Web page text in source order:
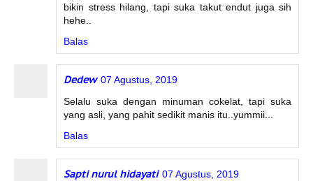
bikin stress hilang, tapi suka takut endut juga sih
hehe..
Balas
Dedew 07 Agustus, 2019
Selalu suka dengan minuman cokelat, tapi suka
yang asli, yang pahit sedikit manis itu..yummii...
Balas
Sapti nurul hidayati 07 Agustus, 2019